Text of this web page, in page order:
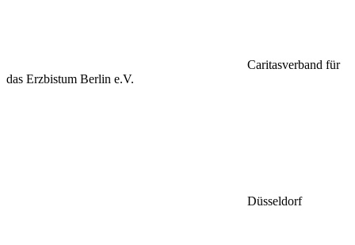
Caritasverband für
das Erzbistum Berlin e.V.
Düsseldorf